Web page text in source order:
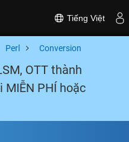
Tiếng Việt
Perl Conversion
OTT thành
MIỄN PHÍ hoặc